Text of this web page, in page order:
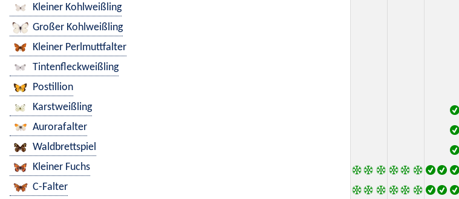
Kleiner Kohlweißling
Großer Kohlweißling
Kleiner Perlmuttfalter
Tintenfleckweißling
Postillion
Karstweißling
Aurorafalter
Waldbrettspiel
Kleiner Fuchs
C-Falter